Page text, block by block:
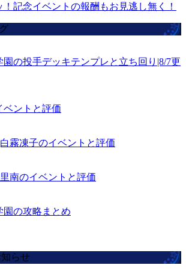
記念イベントの報酬もお見逃し無く！
園の投手デッキテンプレと立ち回り|8/7更
ベントと評価
霧凍子のイベントと評価
南のイベントと評価
園の攻略まとめ
らせ